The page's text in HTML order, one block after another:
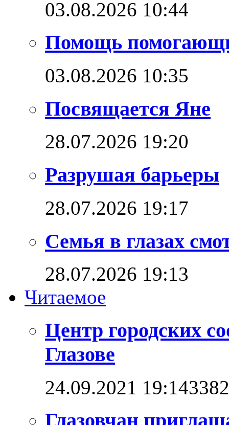
03.08.2026 10:44
Помощь
03.08.2026 10:35
Посвящается Яне
28.07.2026 19:20
Разрушая барьеры
28.07.2026 19:17
Семья в глазах
28.07.2026 19:13
Читаемое
Центр городских
Глазове
24.09.2021 19:14
Глазовчан